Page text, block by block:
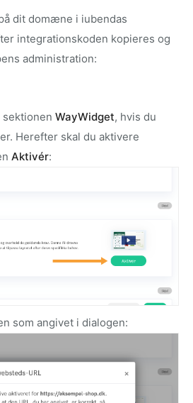
dit domæne i iubendas
integrationskoden kopieres og
administration:
sektionen WayWidget, hvis du
Herefter skal du aktivere
Aktivér:
som angivet i dialogen: